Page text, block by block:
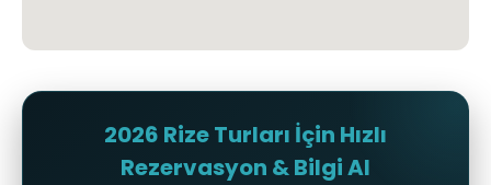
2026 Rize Turları İçin Hızlı
Rezervasyon & Bilgi Al